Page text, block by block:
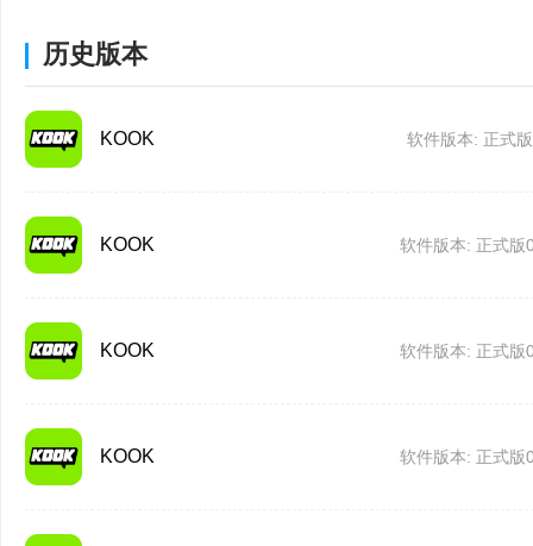
·修复了无邀请权限但
·修复了部分情况下全局
·修复了对系统通知与活
·修复了工具条在非
·修复了本地已存在新版
题。
KOOK v0.86.5
问题修复:
历史版本
KOOK 软件版本: 正式
KOOK 软件版本: 正式版
KOOK 软件版本: 正式版
KOOK 软件版本: 正式版